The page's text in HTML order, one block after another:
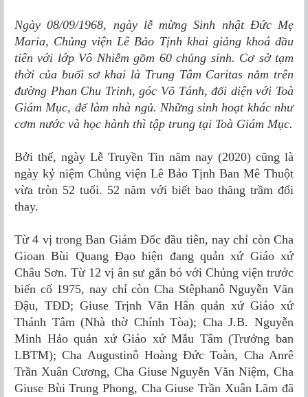
Ngày 08/09/1968, ngày lễ mừng Sinh nhật Ðức Mẹ
Maria, Chủng viện Lê Bảo Tịnh khai giảng khoá đầu
tiên với lớp Vô Nhiễm gồm 60 chủng sinh. Cơ sở tạm
thời của buổi sơ khai là Trung Tâm Caritas nằm trên
đường Phan Chu Trinh, góc Võ Tánh, đối diện với Toà
Giám Mục, để làm nhà ngủ. Những sinh hoạt khác như
cơm nước và học hành thì tập trung tại Toà Giám Mục.
Bởi thế, ngày Lễ Truyền Tin năm nay (2020) cũng là
ngày kỷ niệm Chủng viện Lê Bảo Tịnh Ban Mê Thuột
vừa tròn 52 tuổi. 52 năm với biết bao thăng trầm đổi
thay.
Từ 4 vị trongBan Giám Ðốcđầu tiên, nay chỉ còn Cha
Gioan Bùi Quang Đạo hiện đang quản xứ Giáo xứ
Châu Sơn. Từ 12 vị ân sư gắn bó với Chủng viện trước
biến cố 1975, nay chỉ còn Cha Stêphanô Nguyễn Văn
Đậu, TĐD; Giuse Trịnh Văn Hân quản xứ Giáo xứ
Thánh Tâm (Nhà thờ Chính Tòa); Cha J.B. Nguyễn
Minh Hảo quản xứ Giáo xứ Mẫu Tâm (Trưởng ban
LBTM); Cha Augustinô Hoàng Đức Toàn, Cha Anrê
Trần Xuân Cương, Cha Giuse Nguyễn Văn Niệm, Cha
Giuse Bùi Trung Phong, Cha Giuse Trần Xuân Lãm đã